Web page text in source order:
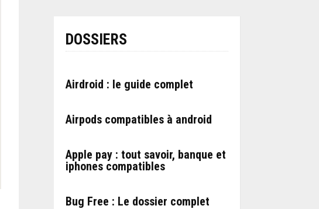
DOSSIERS
Airdroid : le guide complet
Airpods compatibles à android
Apple pay : tout savoir, banque et
iphones compatibles
Bug Free : Le dossier complet